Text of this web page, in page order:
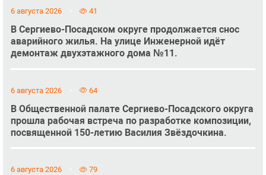
6 августа 2026 41
В Сергиево-Посадском округе продолжается снос
аварийного жилья. На улице Инженерной идёт
демонтаж двухэтажного дома №11.
6 августа 2026 64
В Общественной палате Сергиево-Посадского округа
прошла рабочая встреча по разработке композиции,
посвященной 150-летию Василия Звёздочкина.
6 августа 2026 79